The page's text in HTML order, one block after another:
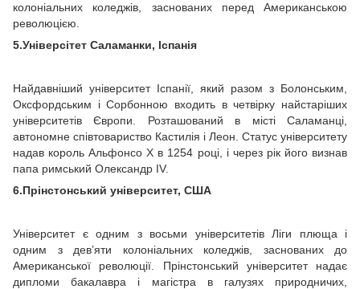
колоніальних коледжів, заснованих перед Американською
революцією.
5.Універсітет Саламанки, Іспанія
Найдавніший університет Іспанії, який разом з Болонським,
Оксфордським і Сорбонною входить в четвірку найстаріших
університетів Європи. Розташований в місті Саламанці,
автономне співтовариство Кастилія і Леон. Статус університету
надав король Альфонсо X в 1254 році, і через рік його визнав
папа римський Олександр IV.
6.Прінстонський університет, США
Університет є одним з восьми університетів Ліги плюща і
одним з дев’яти колоніальних коледжів, заснованих до
Американської революції. Прінстонський університет надає
дипломи бакалавра і магістра в галузях природничих,